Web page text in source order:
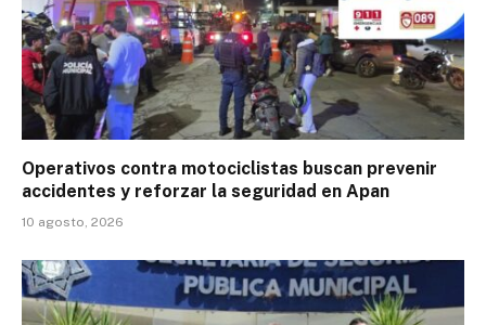
Operativos contra motociclistas buscan prevenir
accidentes y reforzar la seguridad en Apan
10 agosto, 2026